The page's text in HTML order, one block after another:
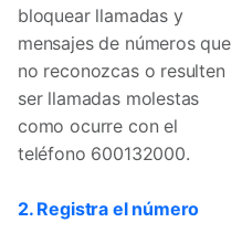
bloquear llamadas y
mensajes de números que
no reconozcas o resulten
ser llamadas molestas
como ocurre con el
teléfono 600132000.
2. Registra el número